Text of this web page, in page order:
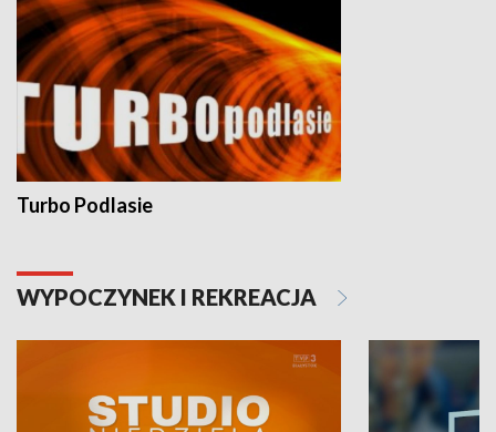
Turbo Podlasie
WYPOCZYNEK I REKREACJA